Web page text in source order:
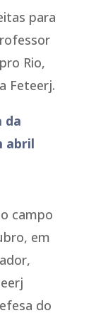
para
Rio,
Feteerj.
da
abril
campo
em
do